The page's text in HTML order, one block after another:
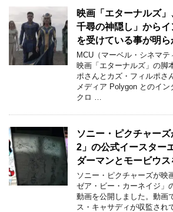
映画「エターナルズ
千尋の神隠し」から
を受けている事が明ら
MCU（マーベル・シネマ
映画「エターナルズ」の脚
ポさんとカズ・フィルポさ
メディア Polygon とのイ
クロ …
ソニー・ピクチャー
2」の公式イースター
ダーマンとモービウス
ソニー・ピクチャーズが映
ゼア・ビー・カーネイジ」
動画を公開しました。動画
ス・キャサディが収監され